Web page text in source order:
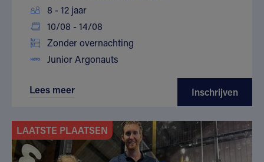
8 - 12 jaar
10/08 - 14/08
Zonder overnachting
Junior Argonauts
Lees meer Inschrijven
LAATSTE PLAATSEN